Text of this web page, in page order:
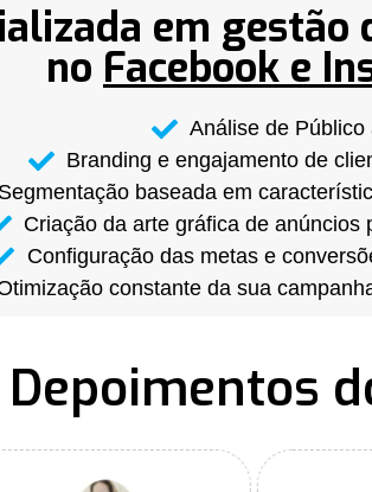
em
no Facebook e
Análise de Público
Branding e engajamento de
Segmentação baseada em
Criação da arte gráfica de anúncios
Configuração das metas e
constante da sua
Depoimentos